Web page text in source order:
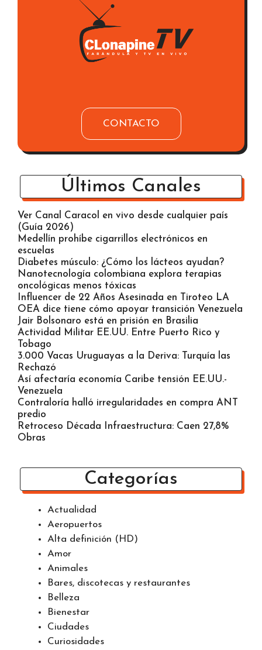
CONTACTO
Últimos Canales
Ver Canal Caracol en vivo desde cualquier país
(Guía 2026)
Medellín prohíbe cigarrillos electrónicos en
escuelas
Diabetes músculo: ¿Cómo los lácteos ayudan?
Nanotecnología colombiana explora terapias
oncológicas menos tóxicas
Influencer de 22 Años Asesinada en Tiroteo LA
OEA dice tiene cómo apoyar transición Venezuela
Jair Bolsonaro está en prisión en Brasilia
Actividad Militar EE.UU. Entre Puerto Rico y
Tobago
3.000 Vacas Uruguayas a la Deriva: Turquía las
Rechazó
Así afectaría economía Caribe tensión EE.UU.-
Venezuela
Contraloría halló irregularidades en compra ANT
predio
Retroceso Década Infraestructura: Caen 27,8%
Obras
Categorías
Actualidad
Aeropuertos
Alta definición (HD)
Amor
Animales
Bares, discotecas y restaurantes
Belleza
Bienestar
Ciudades
Curiosidades